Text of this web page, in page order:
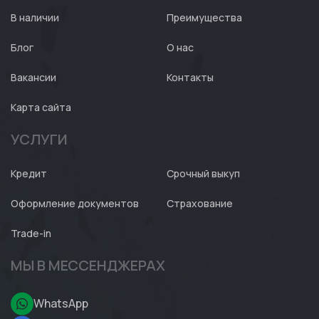
В наличии Преимущества
Блог О нас
Вакансии Контакты
Карта сайта
УСЛУГИ
Кредит Срочный выкуп
Оформление документов Страхование
Trade-in
МЫ В МЕССЕНДЖЕРАХ
WhatsApp